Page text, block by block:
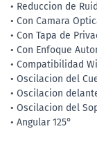
• Reduccion de
• Con Camara
• Con Tapa de
• Con Enfoque
• Compatibilidad
• Oscilacion del
• Oscilacion
• Oscilacion del
• Angular 125°